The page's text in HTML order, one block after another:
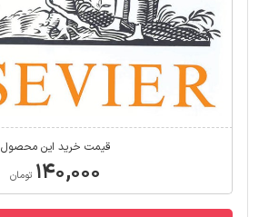
قیمت خرید این محصول
۱۴۰,۰۰۰ تومان